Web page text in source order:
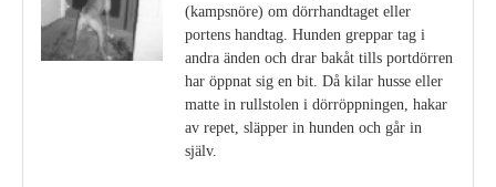
(kampsnöre) om dörrhandtaget eller
portens handtag. Hunden greppar tag i
andra änden och drar bakåt tills portdörren
har öppnat sig en bit. Då kilar husse eller
matte in rullstolen i dörröppningen, hakar
av repet, släpper in hunden och går in
själv.